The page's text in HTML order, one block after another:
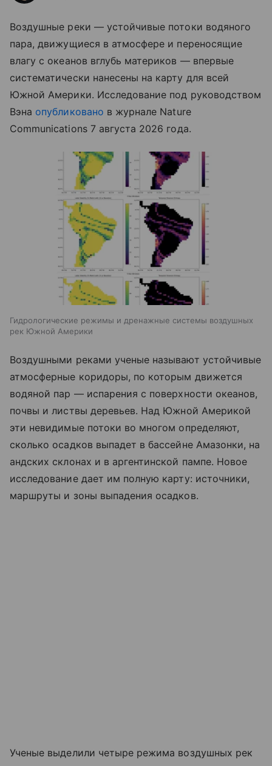
Воздушные реки — устойчивые потоки водяного
пара, движущиеся в атмосфере и переносящие
влагу с океанов вглубь материков — впервые
систематически нанесены на карту для всей
Южной Америки. Исследование под руководством
Вэна опубликовано в журнале Nature
Communications 7 августа 2026 года.
Гидрологические режимы и дренажные системы воздушных
рек Южной Америки
Воздушными реками ученые называют устойчивые
атмосферные коридоры, по которым движется
водяной пар — испарения с поверхности океанов,
почвы и листвы деревьев. Над Южной Америкой
эти невидимые потоки во многом определяют,
сколько осадков выпадет в бассейне Амазонки, на
андских склонах и в аргентинской пампе. Новое
исследование дает им полную карту: источники,
маршруты и зоны выпадения осадков.
Ученые выделили четыре режима воздушных рек